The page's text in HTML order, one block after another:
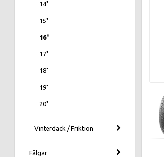
14"
15"
16"
17"
18"
19"
20"
Vinterdäck / Friktion
Fälgar